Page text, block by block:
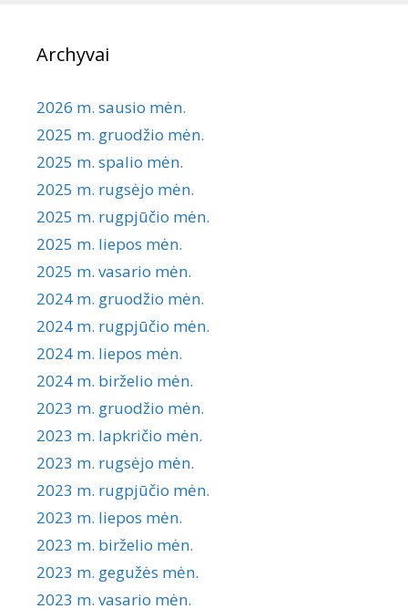
Archyvai
2026 m. sausio mėn.
2025 m. gruodžio mėn.
2025 m. spalio mėn.
2025 m. rugsėjo mėn.
2025 m. rugpjūčio mėn.
2025 m. liepos mėn.
2025 m. vasario mėn.
2024 m. gruodžio mėn.
2024 m. rugpjūčio mėn.
2024 m. liepos mėn.
2024 m. birželio mėn.
2023 m. gruodžio mėn.
2023 m. lapkričio mėn.
2023 m. rugsėjo mėn.
2023 m. rugpjūčio mėn.
2023 m. liepos mėn.
2023 m. birželio mėn.
2023 m. gegužės mėn.
2023 m. vasario mėn.